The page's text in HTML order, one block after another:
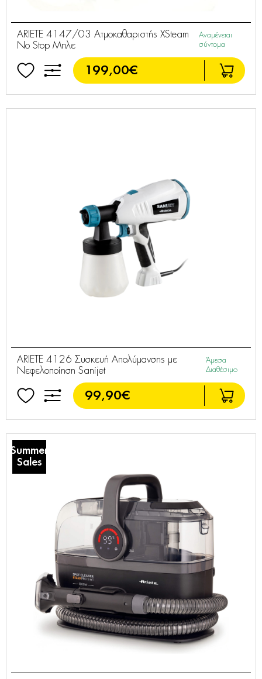
ARIETE 4147/03 Ατμοκαθαριστής XSteam
No Stop Μπλε
Αναμένεται
σύντομα
199,00€
ARIETE 4126 Συσκευή Απολύμανσης με
Νεφελοποίηση Sanijet
Άμεσα
Διαθέσιμο
99,90€
Summer
Sales